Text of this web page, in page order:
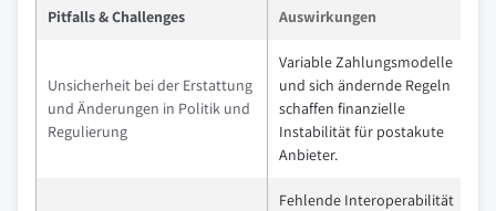
Pitfalls & Challenges Auswirkungen
Unsicherheit bei der Erstattung
und Änderungen in Politik und
Regulierung
Variable Zahlungsmodelle
und sich ändernde Regeln
schaffen finanzielle
Instabilität für postakute
Anbieter.
Fehlende Interoperabilität